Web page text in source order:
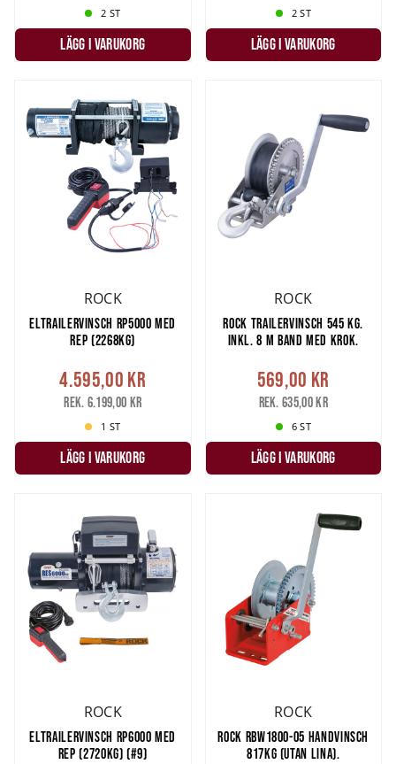
2 ST
LÄGG I VARUKORG
2 ST
LÄGG I VARUKORG
ROCK
ELTRAILERVINSCH RP5000 MED
REP (2268KG)
4.595,00 kr
Rek. 6.199,00 kr
1 ST
LÄGG I VARUKORG
ROCK
ROCK TRAILERVINSCH 545 KG.
INKL. 8 M BAND MED KROK.
569,00 kr
Rek. 635,00 kr
6 ST
LÄGG I VARUKORG
ROCK
ELTRAILERVINSCH RP6000 MED
REP (2720KG) (#9)
ROCK
ROCK RBW1800-05 HANDVINSCH
817KG (UTAN LINA).